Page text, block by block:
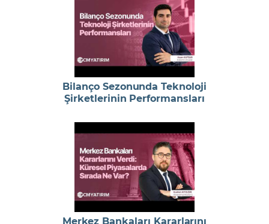
Bilanço Sezonunda Teknoloji
Şirketlerinin Performansları
Merkez Bankaları Kararlarını